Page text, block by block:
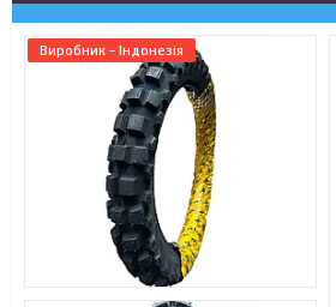
Виробник - Індонезія